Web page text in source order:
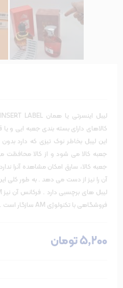
کالاهای دارای بسته بندی جعبه ایی
این لیبل بخاطر نوک تیزی که دارد بدون
جعبه کالا می شود و از کالا محافظت
جعبه کالا، سارق امکان مشاهده آنرا
آن را نیز از دست می دهد . به طور کلی
فروشگاهی با تکنولوژی AM سازگار است .
5٬200 تومان